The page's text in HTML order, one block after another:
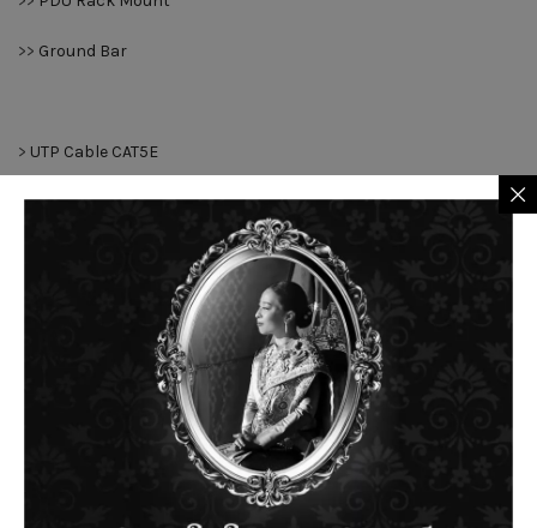
>> Ground Bar
> UTP Cable CAT5E
>UTP Cable CAT6
Outdoor UTP Cable CAT6
CAT5E Patch Cord
RJ45 Modular Plug and Boot
Shielded CAT6A RJ45 Modular Plug